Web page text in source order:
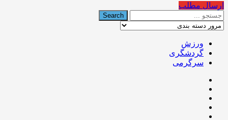
ارسال مطلب
ورزش
گردشگری
سرگرمی